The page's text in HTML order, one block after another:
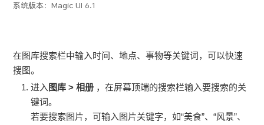
系统版本：Magic UI 6.1
在图库搜索栏中输入时间、地点、事物等关键词，可以快速
搜图。
进入 图库 >相册 ，在屏幕顶端的搜索栏输入要搜索的关
键词。
若要搜索图片，可输入图片关键字，如“美食”、“风景”、